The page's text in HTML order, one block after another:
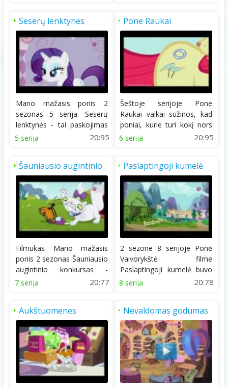
Seserų lenktynės
Mano mažasis ponis 2
sezonas 5 serija. Seserų
lenktynės - tai paskojimas
apie ponės...
5 serija 20:95
Pone Raukai
Šeštoje serijoje Pone
Raukai vaikai sužinos, kad
poniai, kurie turi kokį nors
gebėjimą,...
6 serija 20:95
Šauniausio augintinio
konkursas
Filmukas Mano mažasis
ponis 2 sezonas Šauniausio
augintinio konkursas -
nuotaikingas...
7 serija 20:77
Paslaptingoji kumelė
2 sezone 8 serijoje Ponė
Vaivorykštė filme
Paslaptingoji kumelė buvo
išrinkta super ultra...
8 serija 20:78
Aukštuomenės
gyvenimas
Nevaldomas godumas